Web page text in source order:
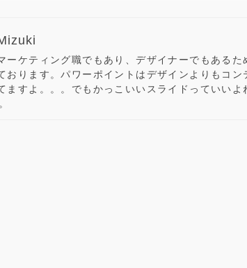
ーケティング職でもあり、デザイナーでもある
おります。パワーポイントはデザインよりもコ
ますよ。。。でもかっこいいスライドっていい